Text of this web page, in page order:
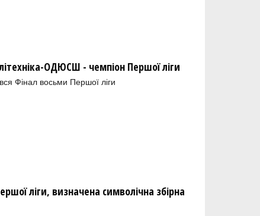
ОДЮСШ - чемпіон Першої ліги
Фінал восьми Першої ліги
ліги, визначена символічна збірна